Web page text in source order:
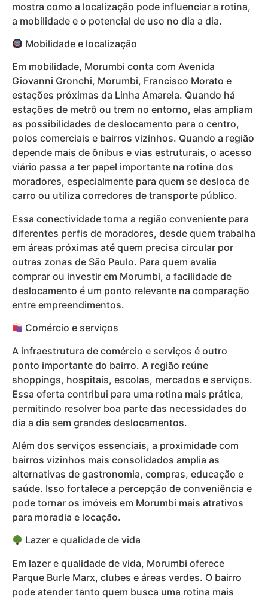
mostra como a localização pode influenciar a rotina,
a mobilidade e o potencial de uso no dia a dia.
Mobilidade e localização
Em mobilidade, Morumbi conta com Avenida
Giovanni Gronchi, Morumbi, Francisco Morato e
estações próximas da Linha Amarela. Quando há
estações de metrô ou trem no entorno, elas ampliam
as possibilidades de deslocamento para o centro,
polos comerciais e bairros vizinhos. Quando a região
depende mais de ônibus e vias estruturais, o acesso
viário passa a ter papel importante na rotina dos
moradores, especialmente para quem se desloca de
carro ou utiliza corredores de transporte público.
Essa conectividade torna a região conveniente para
diferentes perfis de moradores, desde quem trabalha
em áreas próximas até quem precisa circular por
outras zonas de São Paulo. Para quem avalia
comprar ou investir em Morumbi, a facilidade de
deslocamento é um ponto relevante na comparação
entre empreendimentos.
Comércio e serviços
A infraestrutura de comércio e serviços é outro
ponto importante do bairro. A região reúne
shoppings, hospitais, escolas, mercados e serviços.
Essa oferta contribui para uma rotina mais prática,
permitindo resolver boa parte das necessidades do
dia a dia sem grandes deslocamentos.
Além dos serviços essenciais, a proximidade com
bairros vizinhos mais consolidados amplia as
alternativas de gastronomia, compras, educação e
saúde. Isso fortalece a percepção de conveniência e
pode tornar os imóveis em Morumbi mais atrativos
para moradia e locação.
Lazer e qualidade de vida
Em lazer e qualidade de vida, Morumbi oferece
Parque Burle Marx, clubes e áreas verdes. O bairro
pode atender tanto quem busca uma rotina mais